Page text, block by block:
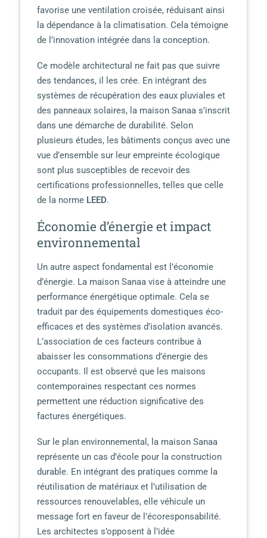
favorise une ventilation croisée, réduisant ainsi
la dépendance à la climatisation. Cela témoigne
de l’innovation intégrée dans la conception.
Ce modèle architectural ne fait pas que suivre
des tendances, il les crée. En intégrant des
systèmes de récupération des eaux pluviales et
des panneaux solaires, la maison Sanaa s’inscrit
dans une démarche de durabilité. Selon
plusieurs études, les bâtiments conçus avec une
vue d’ensemble sur leur empreinte écologique
sont plus susceptibles de recevoir des
certifications professionnelles, telles que celle
de la norme LEED.
Économie d’énergie et impact
environnemental
Un autre aspect fondamental est l’économie
d’énergie. La maison Sanaa vise à atteindre une
performance énergétique optimale. Cela se
traduit par des équipements domestiques éco-
efficaces et des systèmes d’isolation avancés.
L’association de ces facteurs contribue à
abaisser les consommations d’énergie des
occupants. Il est observé que les maisons
contemporaines respectant ces normes
permettent une réduction significative des
factures énergétiques.
Sur le plan environnemental, la maison Sanaa
représente un cas d’école pour la construction
durable. En intégrant des pratiques comme la
réutilisation de matériaux et l’utilisation de
ressources renouvelables, elle véhicule un
message fort en faveur de l’écoresponsabilité.
Les architectes s’opposent à l’idée